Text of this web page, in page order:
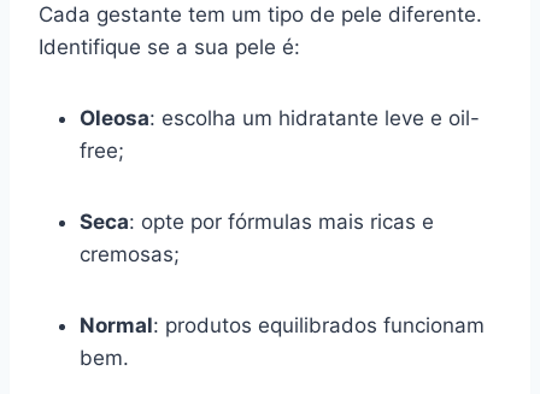
Cada gestante tem um tipo de pele diferente.
Identifique se a sua pele é:
Oleosa: escolha um hidratante leve e oil-
free;
Seca: opte por fórmulas mais ricas e
cremosas;
Normal: produtos equilibrados funcionam
bem.